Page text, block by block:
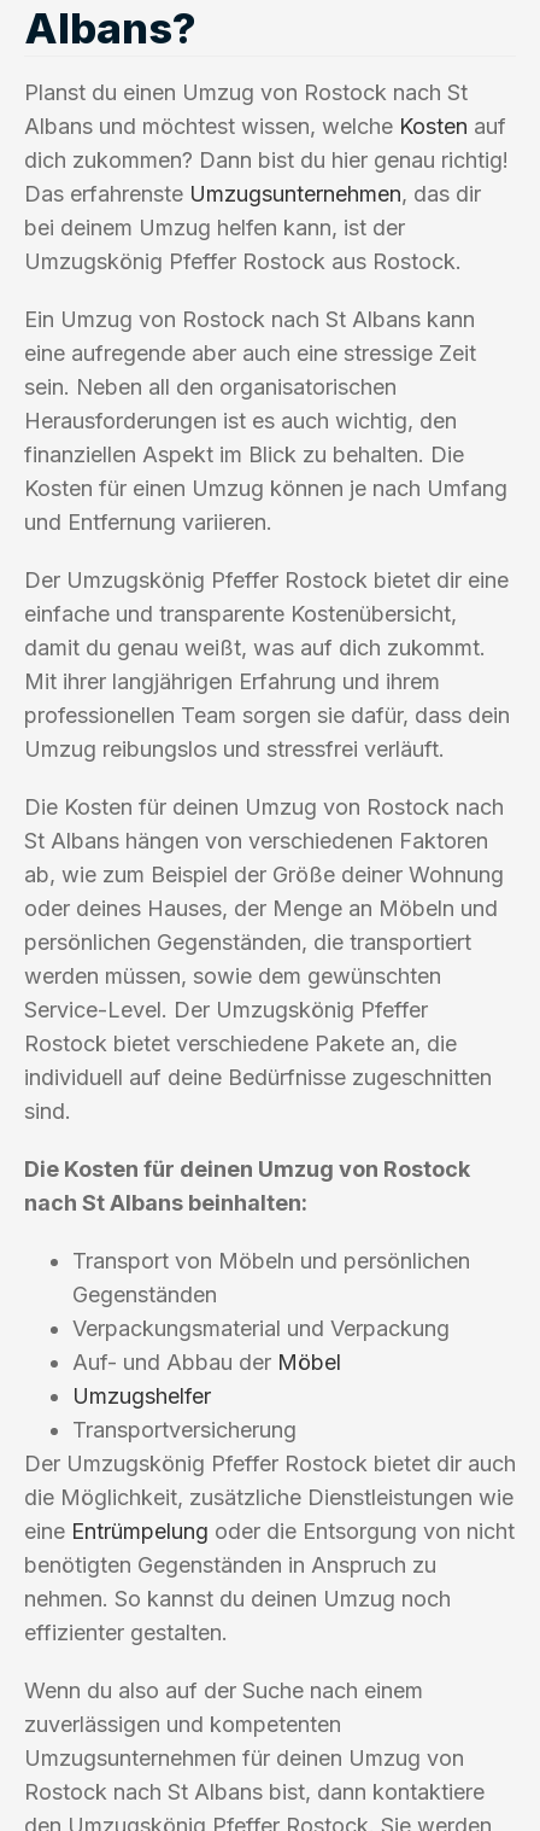
Albans?
Planst du einen Umzug von Rostock nach St
Albans und möchtest wissen, welche Kosten auf
dich zukommen? Dann bist du hier genau richtig!
Das erfahrenste Umzugsunternehmen, das dir
bei deinem Umzug helfen kann, ist der
Umzugskönig Pfeffer Rostock aus Rostock.
Ein Umzug von Rostock nach St Albans kann
eine aufregende aber auch eine stressige Zeit
sein. Neben all den organisatorischen
Herausforderungen ist es auch wichtig, den
finanziellen Aspekt im Blick zu behalten. Die
Kosten für einen Umzug können je nach Umfang
und Entfernung variieren.
Der Umzugskönig Pfeffer Rostock bietet dir eine
einfache und transparente Kostenübersicht,
damit du genau weißt, was auf dich zukommt.
Mit ihrer langjährigen Erfahrung und ihrem
professionellen Team sorgen sie dafür, dass dein
Umzug reibungslos und stressfrei verläuft.
Die Kosten für deinen Umzug von Rostock nach
St Albans hängen von verschiedenen Faktoren
ab, wie zum Beispiel der Größe deiner Wohnung
oder deines Hauses, der Menge an Möbeln und
persönlichen Gegenständen, die transportiert
werden müssen, sowie dem gewünschten
Service-Level. Der Umzugskönig Pfeffer
Rostock bietet verschiedene Pakete an, die
individuell auf deine Bedürfnisse zugeschnitten
sind.
Die Kosten für deinen Umzug von Rostock
nach St Albans beinhalten:
Transport von Möbeln und persönlichen
Gegenständen
Verpackungsmaterial und Verpackung
Auf- und Abbau der Möbel
Umzugshelfer
Transportversicherung
Der Umzugskönig Pfeffer Rostock bietet dir auch
die Möglichkeit, zusätzliche Dienstleistungen wie
eine Entrümpelung oder die Entsorgung von nicht
benötigten Gegenständen in Anspruch zu
nehmen. So kannst du deinen Umzug noch
effizienter gestalten.
Wenn du also auf der Suche nach einem
zuverlässigen und kompetenten
Umzugsunternehmen für deinen Umzug von
Rostock nach St Albans bist, dann kontaktiere
den Umzugskönig Pfeffer Rostock. Sie werden